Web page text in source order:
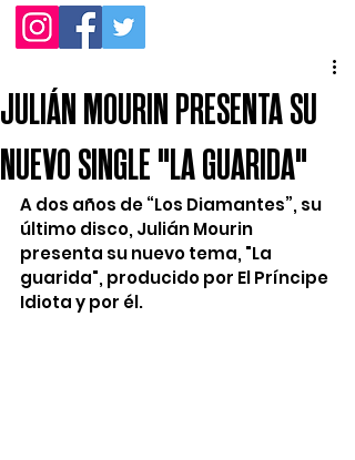
JULIÁN MOURIN PRESENTA SU
NUEVO SINGLE "LA GUARIDA"
A dos años de “Los Diamantes”, su
último disco, Julián Mourin
presenta su nuevo tema, "La
guarida", producido por El Príncipe
Idiota y por él.